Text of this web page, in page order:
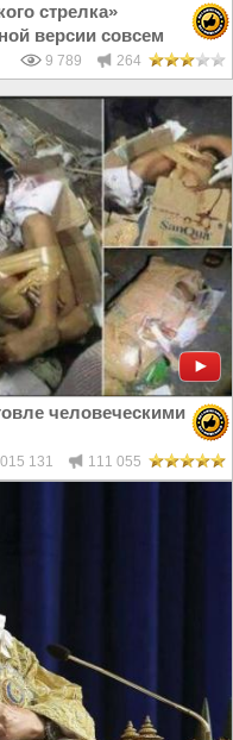
стрелка»
версии совсем
9 789 264
человеческими
131 111 055